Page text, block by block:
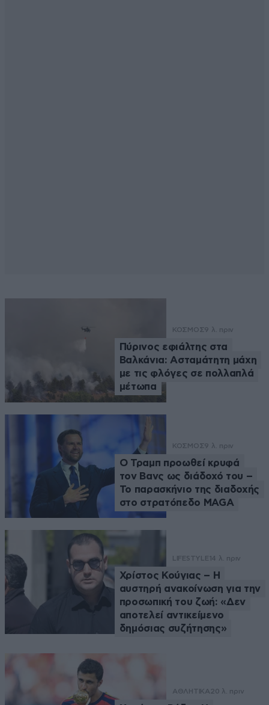
ΚΟΣΜΟΣ9 λ. πριν
Πύρινος εφιάλτης στα
Βαλκάνια: Ασταμάτητη μάχη
με τις φλόγες σε πολλαπλά
μέτωπα
ΚΟΣΜΟΣ9 λ. πριν
Ο Τραμπ προωθεί κρυφά
τον Βανς ως διάδοχό του –
Το παρασκήνιο της διαδοχής
στο στρατόπεδο MAGA
LIFESTYLE 14 λ. πριν
Χρίστος Κούγιας – Η
αυστηρή ανακοίνωση για την
προσωπική του ζωή: «Δεν
αποτελεί αντικείμενο
δημόσιας συζήτησης»
ΑΘΛΗΤΙΚΑ20 λ. πριν